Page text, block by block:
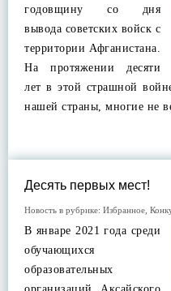
годовщину со дня
вывода советских войск с
территории Афганистана.
На протяжении десяти
лет в этой страшной
нашей страны, многие не
Десять первых мест!
Новость в рубрике: Избранное
В январе 2021 года среди
обучающихся
образовательных